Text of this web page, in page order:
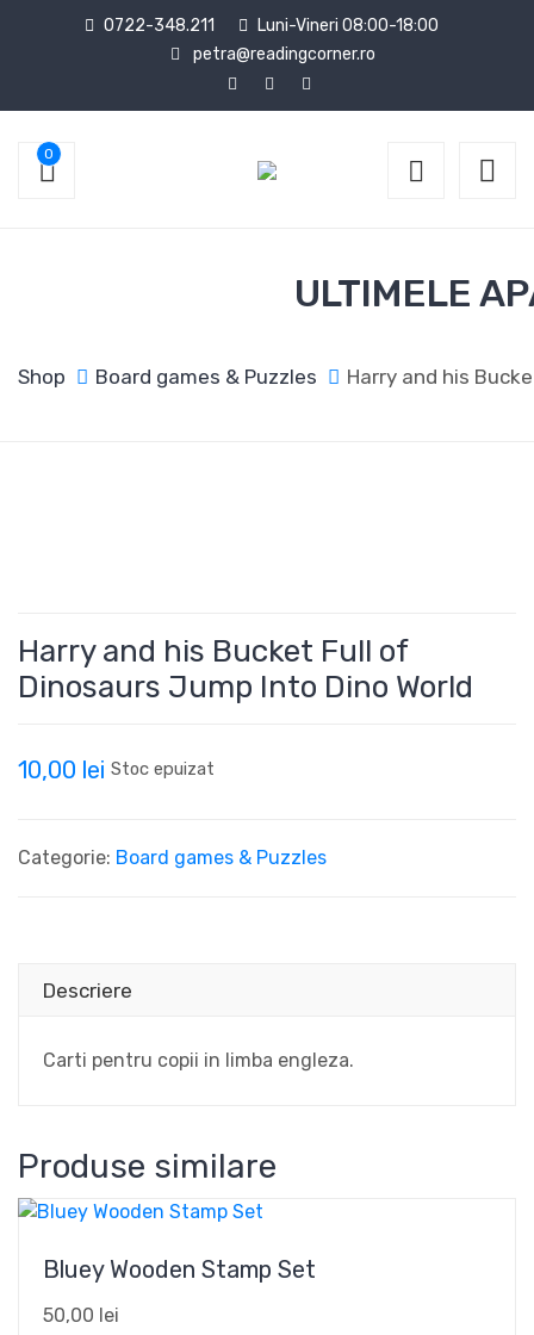
0722-348.211
Luni-Vineri 08:00-18:00
petra@readingcorner.ro
0
ULTIMELE
Shop Board games & Puzzles Harry and his
Harry and his Bucket Full of
Dinosaurs Jump Into Dino World
10,00 lei Stoc epuizat
Categorie: Board games & Puzzles
Descriere
Carti pentru copii in limba engleza.
Produse similare
Bluey Wooden Stamp Set
50,00 lei